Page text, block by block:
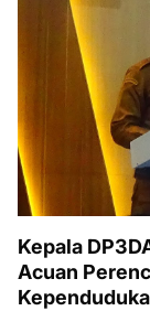
Kepala
Acuan